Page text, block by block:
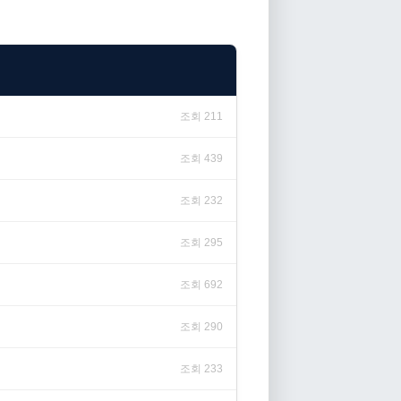
조회 211
조회 439
조회 232
조회 295
조회 692
조회 290
조회 233